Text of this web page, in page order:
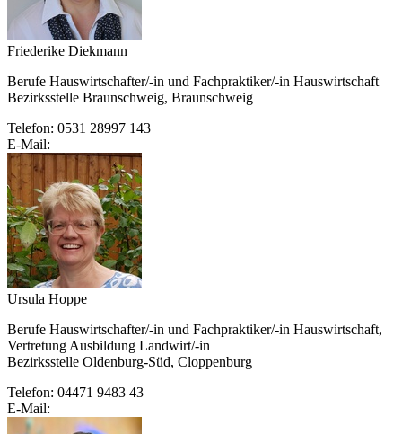
Friederike Diekmann
Berufe Hauswirtschafter/-in und Fachpraktiker/-in Hauswirtschaft
Bezirksstelle Braunschweig, Braunschweig
Telefon: 0531 28997 143
E-Mail:
Ursula Hoppe
Berufe Hauswirtschafter/-in und Fachpraktiker/-in Hauswirtschaft,
Vertretung Ausbildung Landwirt/-in
Bezirksstelle Oldenburg-Süd, Cloppenburg
Telefon: 04471 9483 43
E-Mail: